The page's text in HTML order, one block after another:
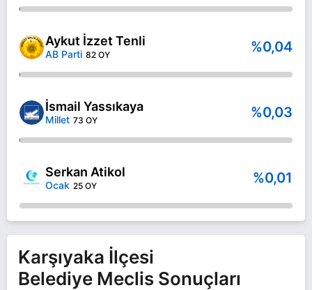
Aykut İzzet Tenli
AB Parti 82 OY %0,04
İsmail Yassıkaya
Millet 73 OY %0,03
Serkan Atikol
Ocak 25 OY %0,01
Karşıyaka İlçesi
Belediye Meclis Sonuçları